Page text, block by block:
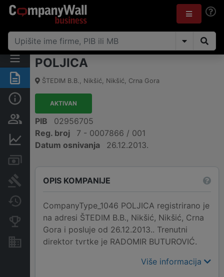
Sažetak
Osobe i vlasništvo
Finansijski podaci
Arhiva sudskih objava
Promjene
Konkurentne kompanije
Nekretnine i imovina
POLJICA
ŠTEDIM B.B., Nikšić, Nikšić, Crna Gora
AKTIVAN
PIB
02956705
Reg. broj
7 - 0007866 / 001
Datum osnivanja
26.12.2013.
OPIS KOMPANIJE
CompanyType_1046 POLJICA registrirano je
na adresi ŠTEDIM B.B., Nikšić, Nikšić, Crna
Gora i posluje od 26.12.2013.. Trenutni
direktor tvrtke je RADOMIR BUTUROVIĆ.
Više informacija